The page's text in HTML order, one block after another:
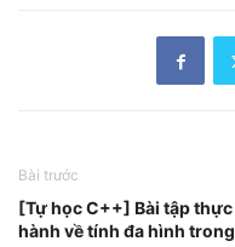
Bài trước
[Tự học C++] Bài tập thực
hành về tính đa hình trong